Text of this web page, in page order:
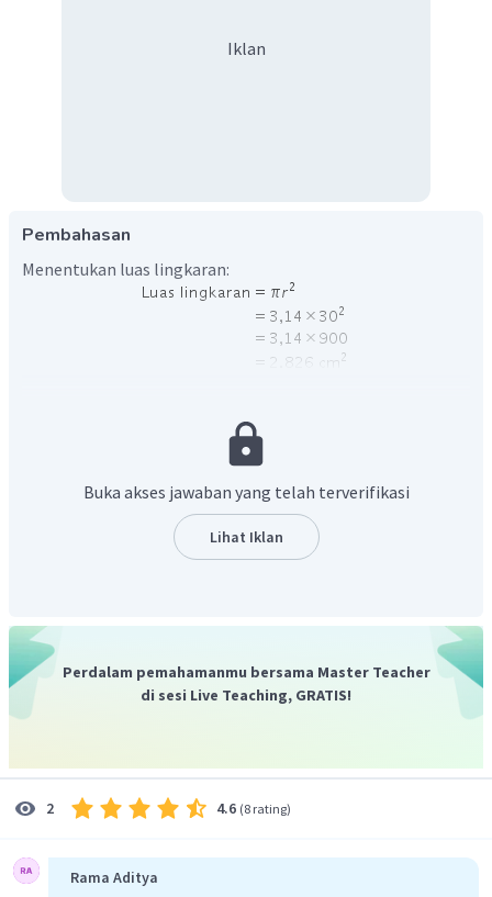
Iklan
Pembahasan
Menentukan luas lingkaran:
Menentukan panjang busur PQ:
Dengan demikian, panjang busur PQ adalah
Buka akses jawaban yang telah terverifikasi
Lihat Iklan
Perdalam pemahamanmu bersama Master Teacher
di sesi Live Teaching, GRATIS!
2 4.6 (8 rating)
Rama Aditya